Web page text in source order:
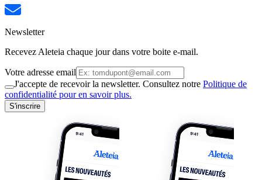
Newsletter
Recevez Aleteia chaque jour dans votre boite e-mail.
Votre adresse email
J'accepte de recevoir la newsletter. Consultez notre Politique de
confidentialité pour en savoir plus.
S'inscrire